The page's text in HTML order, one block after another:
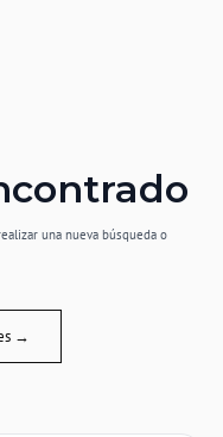
una nueva búsqueda o
→